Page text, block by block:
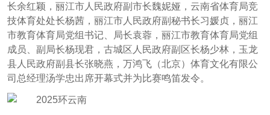
长余红颖，丽江市人民政府副市长魏妮娅，云南省体育局竞
技体育处处长杨茜，丽江市人民政府副秘书长习媛贞，丽江
市教育体育局党组书记、局长袁蓉，丽江市教育体育局党组
成员、副局长杨现君，古城区人民政府副区长杨少林，玉龙
县人民政府副县长张晓燕，万鸿飞（北京）体育文化有限公
司总经理汤学忠出席开幕式并为比赛鸣笛发令。